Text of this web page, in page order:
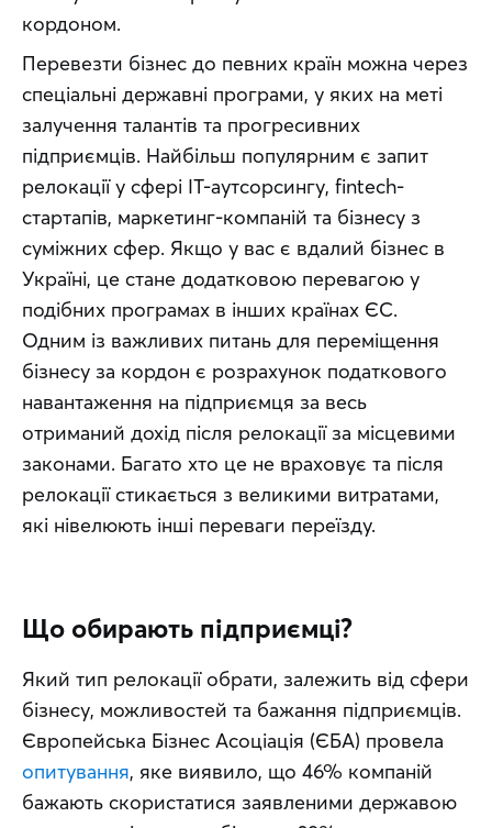
кордоном.
Перевезти бізнес до певних країн можна через
спеціальні державні програми, у яких на меті
залучення талантів та прогресивних
підприємців. Найбільш популярним є запит
релокації у сфері IT-аутсорсингу, fintech-
стартапів, маркетинг-компаній та бізнесу з
суміжних сфер. Якщо у вас є вдалий бізнес в
Україні, це стане додатковою перевагою у
подібних програмах в інших країнах ЄС.
Одним із важливих питань для переміщення
бізнесу за кордон є розрахунок податкового
навантаження на підприємця за весь
отриманий дохід після релокації за місцевими
законами. Багато хто це не враховує та після
релокації стикається з великими витратами,
які нівелюють інші переваги переїзду.
Що обирають підприємці?
Який тип релокації обрати, залежить від сфери
бізнесу, можливостей та бажання підприємців.
опитування, яке виявило, що 46% компаній
бажають скористатися заявленими державою